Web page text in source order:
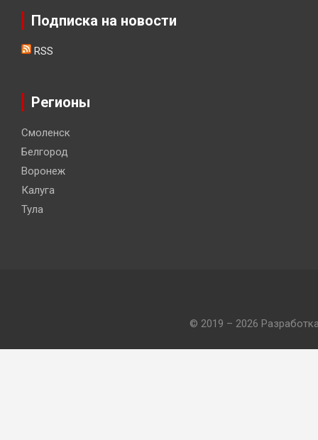
Подписка на новости
RSS
Регионы
Смоленск
Белгород
Воронеж
Калуга
Тула
© 2019 – 2026